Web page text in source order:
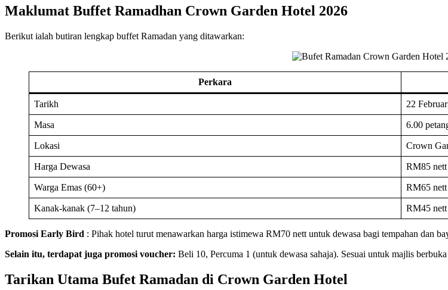
Maklumat Buffet Ramadhan Crown Garden Hotel 2026
Berikut ialah butiran lengkap buffet Ramadan yang ditawarkan:
Perkara
Tarikh 22
Masa 6.00
Lokasi Crown
Harga Dewasa RM85 nett
Warga Emas (60+) RM65 nett
Kanak-kanak (7–12 tahun) RM45 nett
Promosi Early Bird : Pihak hotel turut menawarkan harga istimewa RM70 nett untuk dewasa bagi tempahan dan
Selain itu, terdapat juga promosi voucher: Beli 10, Percuma 1 (untuk dewasa sahaja). Sesuai untuk majlis
Tarikan Utama Bufet Ramadan di Crown Garden Hotel